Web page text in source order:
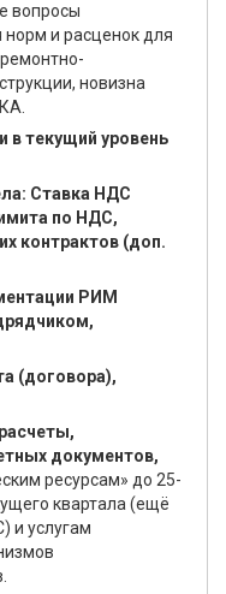
вопросы
и расценок для
новизна
в текущий уровень
Ставка НДС
по НДС,
контрактов (доп.
РИМ
(договора),
документов,
ресурсам» до 25-
квартала (ещё
и услугам